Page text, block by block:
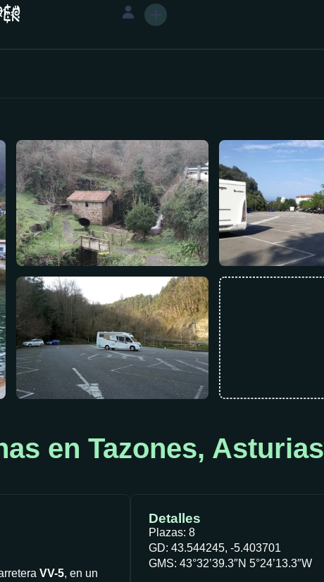
en Tazones, Asturias
VV-5, en un
Detalles
Plazas: 8
GD: 43.544245, -5.403701
GMS: 43°32’39.3″N 5°24’13.3″W